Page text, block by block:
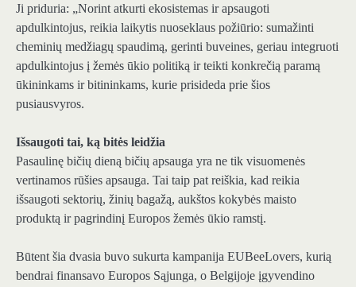
Ji priduria: „Norint atkurti ekosistemas ir apsaugoti
apdulkintojus, reikia laikytis nuoseklaus požiūrio: sumažinti
cheminių medžiagų spaudimą, gerinti buveines, geriau integruoti
apdulkintojus į žemės ūkio politiką ir teikti konkrečią paramą
ūkininkams ir bitininkams, kurie prisideda prie šios
pusiausvyros.
Išsaugoti tai, ką bitės leidžia
Pasaulinę bičių dieną bičių apsauga yra ne tik visuomenės
vertinamos rūšies apsauga. Tai taip pat reiškia, kad reikia
išsaugoti sektorių, žinių bagažą, aukštos kokybės maisto
produktą ir pagrindinį Europos žemės ūkio ramstį.
Būtent šia dvasia buvo sukurta kampanija EUBeeLovers, kurią
bendrai finansavo Europos Sąjunga, o Belgijoje įgyvendino